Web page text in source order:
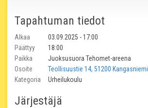
Tapahtuman tiedot
Alkaa
03.09.2025 - 17:00
Päättyy
18:00
Paikka
Juoksusuora Tehomet-areena
Osoite
Teollisuustie 14, 51200 Kangasniemi
Kategoria
Urheilukoulu
Järjestäjä